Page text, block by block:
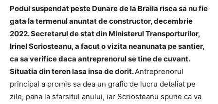
Podul suspendat peste Dunare de la Braila risca sa nu fie
gata la termenul anuntat de constructor, decembrie
2022. Secretarul de stat din Ministerul Transporturilor,
Irinel Scriosteanu, a facut o vizita neanunata pe santier,
ca sa verifice daca antreprenorul se tine de cuvant.
Situatia din teren lasa insa de dorit.Antreprenorul
principal a promis sa dea un grafic de lucru detaliat pe
zile, pana la sfarsitul anului, iar Scriosteanu spune ca va